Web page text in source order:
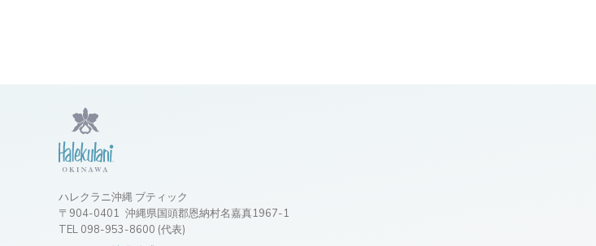
ハレクラニ沖縄 ブティック
〒904-0401 沖縄県国頭郡恩納村名嘉真1967-1
TEL 098-953-8600 (代表)